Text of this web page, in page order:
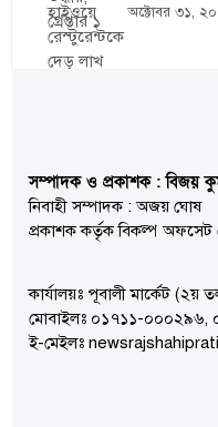
অক্টোবর ৩১,
সম্পাদক ও প্রকাশক : বিজয়
নিবাহী সম্পাদক : অজয় ঘোষ
প্রকাশক কর্তৃক বিকল্প অফসেট
কার্যালয়ঃ পূবালী মার্কেট (২য়
মোবাইলঃ ০১৭১১-
ই-মেইলঃ